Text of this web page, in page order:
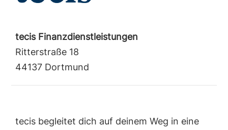
tecis Finanzdienstleistungen
Ritterstraße 18
44137 Dortmund
tecis begleitet dich auf deinem Weg in eine